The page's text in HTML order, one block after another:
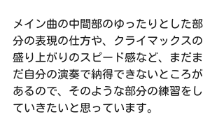
メイン曲の中間部のゆったりとした部
分の表現の仕方や、クライマックスの
盛り上がりのスピード感など、まだま
だ自分の演奏で納得できないところが
あるので、そのような部分の練習をし
ていきたいと思っています。